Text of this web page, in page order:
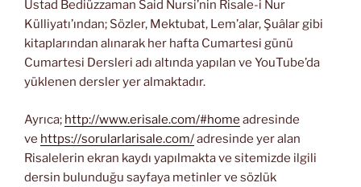
Üstad Bediüzzaman Said Nursi’nin Risale-i Nur
Külliyatı’ından; Sözler, Mektubat, Lem’alar, Şuâlar gibi
kitaplarından alınarak her hafta Cumartesi günü
Cumartesi Dersleri adı altında yapılan ve YouTube’da
yüklenen dersler yer almaktadır.
Ayrıca; http://www.erisale.com/#home adresinde
ve https://sorularlarisale.com/adresinde yer alan
Risalelerin ekran kaydı yapılmakta ve sitemizde ilgili
dersin bulunduğu sayfaya metinler ve sözlük